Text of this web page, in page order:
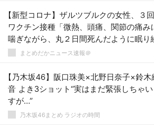
【新型コロナ】ザルツブルクの女性、３
ワクチン接種「微熱、頭痛、関節の痛み
喘ぎながら、丸２日間死んだように眠り
けた」❓❓
まとめだかニュース速報＠
【乃木坂46】阪口珠美×北野日奈子×鈴木
音 よき3ショット“実はまだ緊張しちゃい
すが…”
乃木坂46まとめ ラジオの時間